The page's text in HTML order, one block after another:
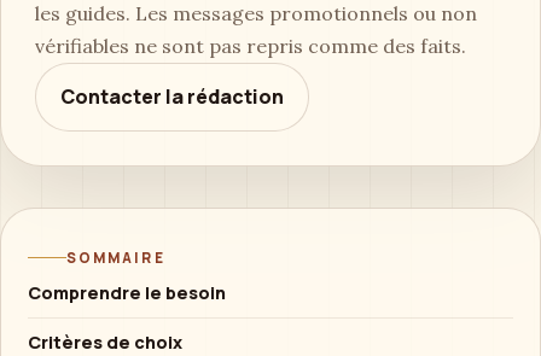
les guides. Les messages promotionnels ou non
vérifiables ne sont pas repris comme des faits.
Contacter la rédaction
SOMMAIRE
Comprendre le besoin
Critères de choix